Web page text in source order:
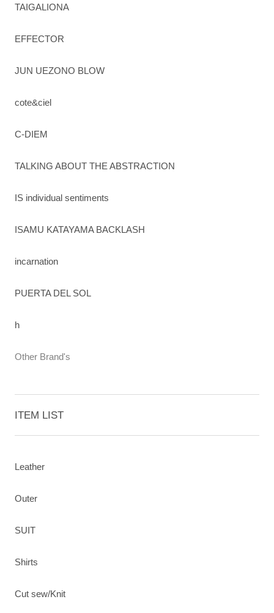
TAIGALIONA
EFFECTOR
JUN UEZONO BLOW
cote&ciel
C-DIEM
TALKING ABOUT THE ABSTRACTION
IS individual sentiments
ISAMU KATAYAMA BACKLASH
incarnation
PUERTA DEL SOL
h
Other Brand's
ITEM LIST
Leather
Outer
SUIT
Shirts
Cut sew/Knit